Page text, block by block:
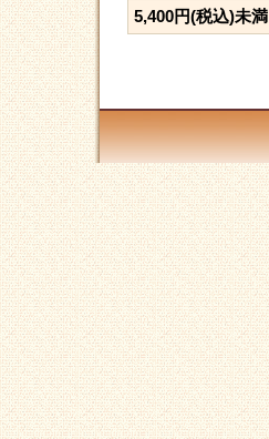
5,400円(税込)未満